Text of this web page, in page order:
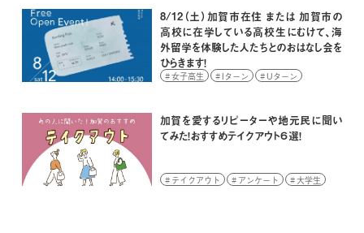
8/12（土）加賀市在住 または 加賀市の
高校に在学している高校生にむけて、海
外留学を体験した人たちとのおはなし会を
ひらきます！
女子高生 Iターン
Uターン
加賀を愛するリピーターや地元民に聞い
てみた！おすすめテイクアウト６選！
テイクアウト アンケート 大学生